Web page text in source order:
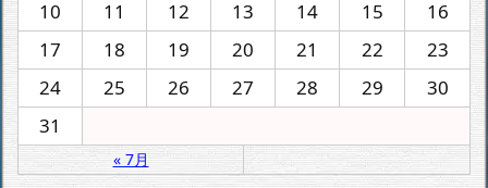
10
11 12 13 14 15
16
17
18 19 20 21 22
23
24
25 26 27 28 29
30
31
« 7月